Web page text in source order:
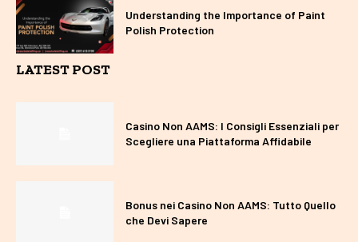
Understanding the Importance of Paint
Polish Protection
LATEST POST
Casino Non AAMS: I Consigli Essenziali per
Scegliere una Piattaforma Affidabile
Bonus nei Casino Non AAMS: Tutto Quello
che Devi Sapere